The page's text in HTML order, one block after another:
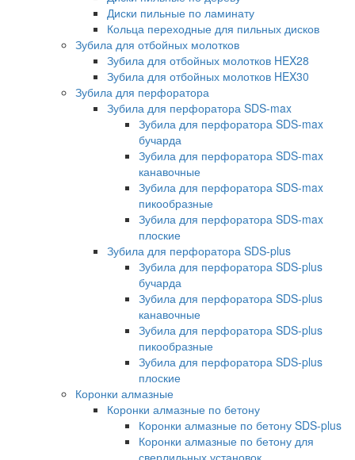
Диски пильные по ламинату
Кольца переходные для пильных дисков
Зубила для отбойных молотков
Зубила для отбойных молотков HEX28
Зубила для отбойных молотков HEX30
Зубила для перфоратора
Зубила для перфоратора SDS-max
Зубила для перфоратора SDS-max
бучарда
Зубила для перфоратора SDS-max
канавочные
Зубила для перфоратора SDS-max
пикообразные
Зубила для перфоратора SDS-max
плоские
Зубила для перфоратора SDS-plus
Зубила для перфоратора SDS-plus
бучарда
Зубила для перфоратора SDS-plus
канавочные
Зубила для перфоратора SDS-plus
пикообразные
Зубила для перфоратора SDS-plus
плоские
Коронки алмазные
Коронки алмазные по бетону
Коронки алмазные по бетону SDS-plus
Коронки алмазные по бетону для
сверлильных установок